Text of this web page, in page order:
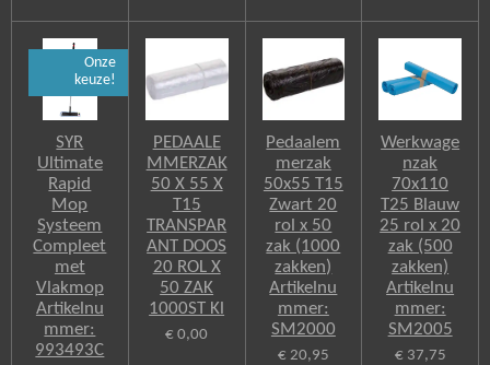
Onze
keuze!
SYR
Ultimate
Rapid
Mop
Systeem
Compleet
met
Vlakmop
Artikelnu
mmer:
993493C
PEDAALE
MMERZAK
50 X 55 X
T15
TRANSPAR
ANT DOOS
20 ROL X
50 ZAK
1000ST Kl
€ 0,00
Pedaalem
merzak
50x55 T15
Zwart 20
rol x 50
zak (1000
zakken)
Artikelnu
mmer:
SM2000
€ 20,95
Werkwage
nzak
70x110
T25 Blauw
25 rol x 20
zak (500
zakken)
Artikelnu
mmer:
SM2005
€ 37,75